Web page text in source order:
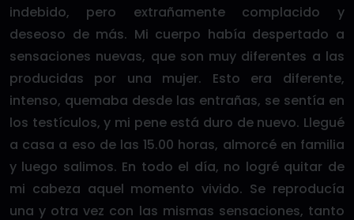
indebido, pero extrañamente complacido y
deseoso de más. Mi cuerpo había despertado a
sensaciones nuevas, que son muy diferentes a las
producidas por una mujer. Esto era diferente,
intenso, quemaba desde las entrañas, se sentía en
los testículos, y mi pene está duro de nuevo. Llegué
a casa a eso de las 15.00 horas, almorcé en familia
y luego salimos. En todo el día, no logré quitar de
mi cabeza aquel momento vivido. Se reproducía
una y otra vez con las mismas sensaciones, tanto